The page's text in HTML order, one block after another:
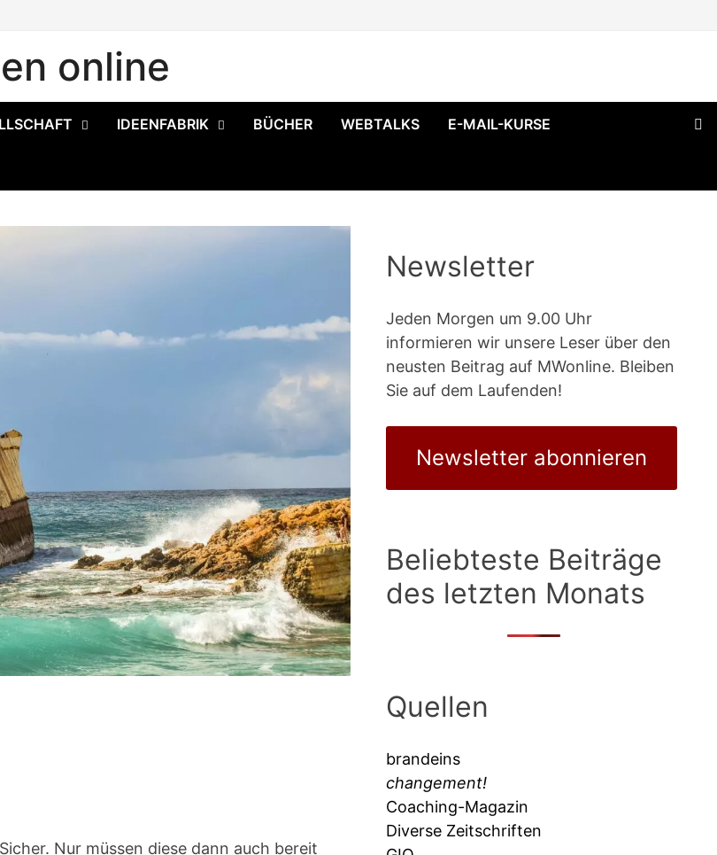
online
IDEENFABRIK BÜCHER WEBTALKS E-MAIL-KURSE
Nur müssen diese dann auch bereit
Newsletter
Jeden Morgen um 9.00 Uhr
informieren wir unsere Leser über den
neusten Beitrag auf MWonline. Bleiben
Sie auf dem Laufenden!
Newsletter abonnieren
Beliebteste Beiträge
des letzten Monats
Quellen
brandeins
changement!
Coaching-Magazin
Diverse Zeitschriften